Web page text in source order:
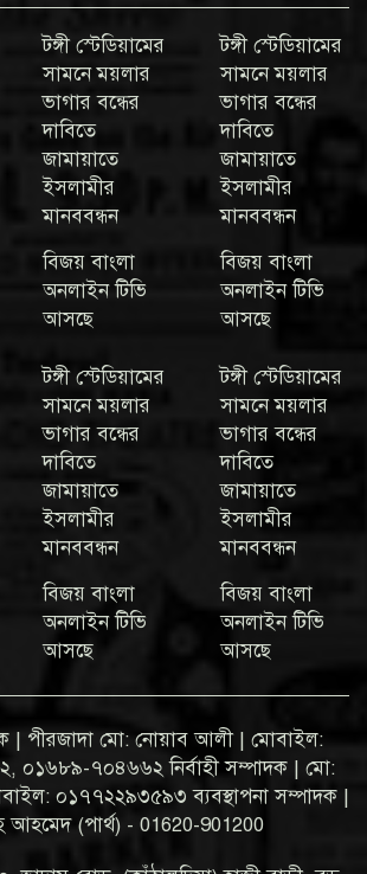
টঙ্গী স্টেডিয়ামের
সামনে ময়লার
ভাগার বন্ধের
দাবিতে
জামায়াতে
ইসলামীর
মানববন্ধন
বিজয় বাংলা
অনলাইন টিভি
আসছে
টঙ্গী স্টেডিয়ামের
সামনে ময়লার
ভাগার বন্ধের
দাবিতে
জামায়াতে
ইসলামীর
মানববন্ধন
বিজয় বাংলা
অনলাইন টিভি
আসছে
টঙ্গী স্টেডিয়ামের
সামনে ময়লার
ভাগার বন্ধের
দাবিতে
জামায়াতে
ইসলামীর
মানববন্ধন
বিজয় বাংলা
অনলাইন টিভি
আসছে
টঙ্গী স্টেডিয়ামের
সামনে ময়লার
ভাগার বন্ধের
দাবিতে
জামায়াতে
ইসলামীর
মানববন্ধন
বিজয় বাংলা
অনলাইন টিভি
আসছে
| পীরজাদা মো: নোয়াব আলী | মোবাইল:
০১৬৮৯-৭০৪৬৬২ নির্বাহী সম্পাদক | মো:
০১৭৭২২৯৩৫৯৩ ব্যবস্থাপনা সম্পাদক |
আহমেদ (পার্থ) - 01620-901200